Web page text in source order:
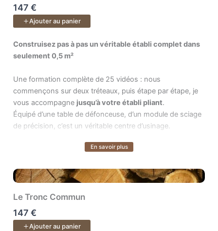
147 €
Ajouter au panier
Construisez pas à pas un véritable établi complet dans
Construisez pas à pas un véritable établi complet dans
seulement 0,5 m²
Une formation complète de 25 vidéos : nous
commençons sur deux tréteaux, puis étape par étape, je
vous accompagne jusqu’à votre établi pliant.
Équipé d’une table de défonceuse, d’un module de sciage
de précision, c’est un véritable centre d’usinage.
l’espace de formation pour poser vos questions.
En savoir plus
Le Tronc Commun
147 €
Ajouter au panier